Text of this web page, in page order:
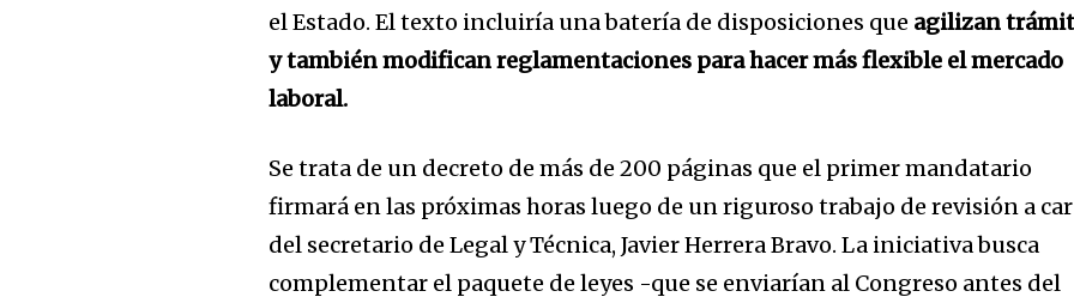
el Estado. El texto incluiría una batería de disposiciones que agilizan
y también modifican reglamentaciones para hacer más flexible el mercado
laboral.
Se trata de un decreto de más de 200 páginas que el primer mandatario
firmará en las próximas horas luego de un riguroso trabajo de revisión a
del secretario de Legal y Técnica, Javier Herrera Bravo. La iniciativa busca
complementar el paquete de leyes -que se enviarían al Congreso antes del